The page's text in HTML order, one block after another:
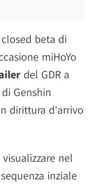
beta di
miHoYo
del GDR a
Genshin
dirittura d'arrivo
nel
inziale